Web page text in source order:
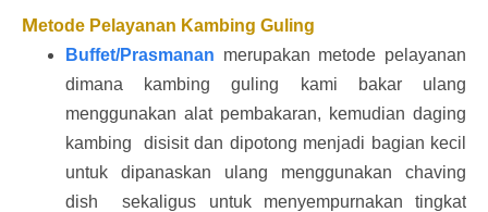
Metode Pelayanan Kambing Guling
Buffet/Prasmanan merupakan metode pelayanan
dimana kambing guling kami bakar ulang
menggunakan alat pembakaran, kemudian daging
kambing disisit dan dipotong menjadi bagian kecil
untuk dipanaskan ulang menggunakan chaving
dish sekaligus untuk menyempurnakan tingkat